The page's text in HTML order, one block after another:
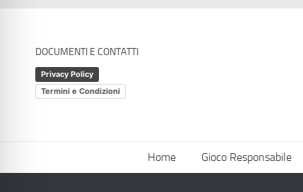
DOCUMENTI E CONTATTI
Privacy Policy
Termini e Condizioni
Home Gioco Responsabile